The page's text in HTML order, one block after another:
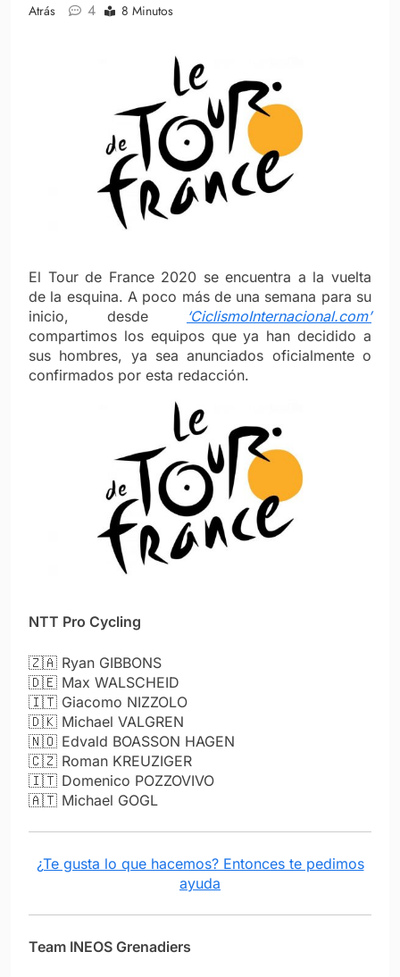
Atrás
4 8 Minutos
El Tour de France 2020 se encuentra a la vuelta
de la esquina. A poco más de una semana para su
inicio, desde
‘CiclismoInternacional.com’
compartimos los equipos que ya han decidido a
sus hombres, ya sea anunciados oficialmente o
confirmados por esta redacción.
NTT Pro Cycling
🇿🇦 Ryan GIBBONS
🇩🇪 Max WALSCHEID
🇮🇹 Giacomo NIZZOLO
🇩🇰 Michael VALGREN
🇳🇴 Edvald BOASSON HAGEN
🇨🇿 Roman KREUZIGER
🇮🇹 Domenico POZZOVIVO
🇦🇹 Michael GOGL
¿Te gusta lo que hacemos? Entonces te pedimos
ayuda
Team INEOS Grenadiers